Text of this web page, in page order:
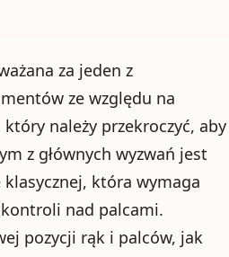
za jeden z
ze względu na
należy przekroczyć, aby
z głównych wyzwań jest
która wymaga
nad palcami.
pozycji rąk i palców, jak